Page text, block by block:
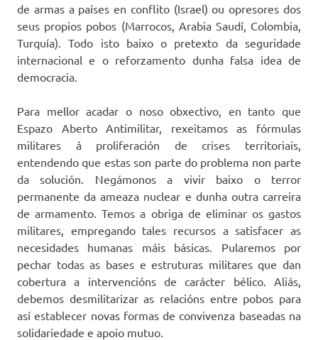
de armas a países en conflito (Israel) ou opresores dos
seus propios pobos (Marrocos, Arabia Saudí, Colombia,
Turquía). Todo isto baixo o pretexto da seguridade
internacional e o reforzamento dunha falsa idea de
democracia.
Para mellor acadar o noso obxectivo, en tanto que
Espazo Aberto Antimilitar, rexeitamos as fórmulas
militares á proliferación de crises territoriais,
entendendo que estas son parte do problema non parte
da solución. Negámonos a vivir baixo o terror
permanente da ameaza nuclear e dunha outra carreira
de armamento. Temos a obriga de eliminar os gastos
militares, empregando tales recursos a satisfacer as
necesidades humanas máis básicas. Pularemos por
pechar todas as bases e estruturas militares que dan
cobertura a intervencións de carácter bélico. Aliás,
debemos desmilitarizar as relacións entre pobos para
así establecer novas formas de convivenza baseadas na
solidariedade e apoio mutuo.